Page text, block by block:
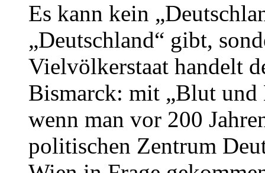
Es kann kein
„Deutschland“ gibt,
Vielvölkerstaat handelt
Bismarck: mit „Blut und
wenn man vor 200
politischen Zentrum